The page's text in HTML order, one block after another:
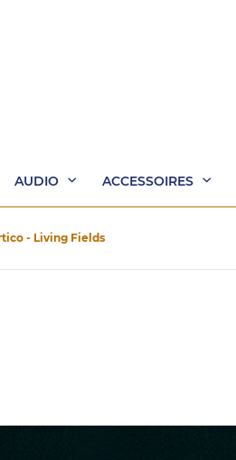
AUDIO ACCESSOIRES
- Living Fields